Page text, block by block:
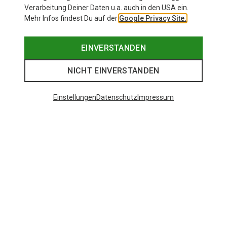
Verarbeitung Deiner Daten u.a. auch in den USA ein.
Mehr Infos findest Du auf der Google Privacy Site.
EINVERSTANDEN
NICHT EINVERSTANDEN
EinstellungenDatenschutz Impressum